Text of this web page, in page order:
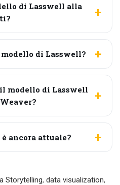
di Lasswell alla
di Lasswell?
modello di Lasswell
ancora attuale?
Storytelling, data visualization,